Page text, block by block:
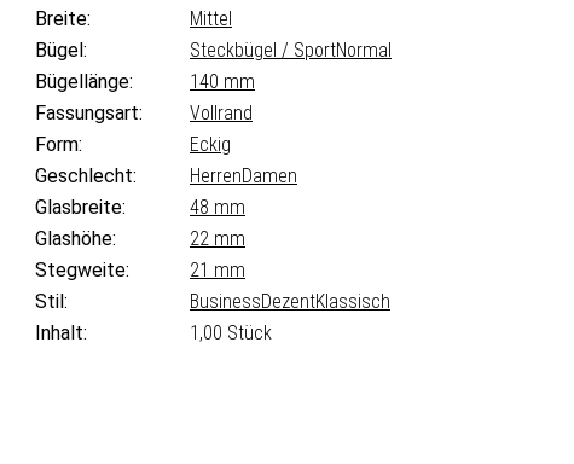
Breite:
Mittel
Bügel:
Steckbügel / SportNormal
Bügellänge:
140 mm
Fassungsart:
Vollrand
Form:
Eckig
Geschlecht:
HerrenDamen
Glasbreite:
48 mm
Glashöhe:
22 mm
Stegweite:
21 mm
Stil:
BusinessDezentKlassisch
Inhalt:
1,00 Stück